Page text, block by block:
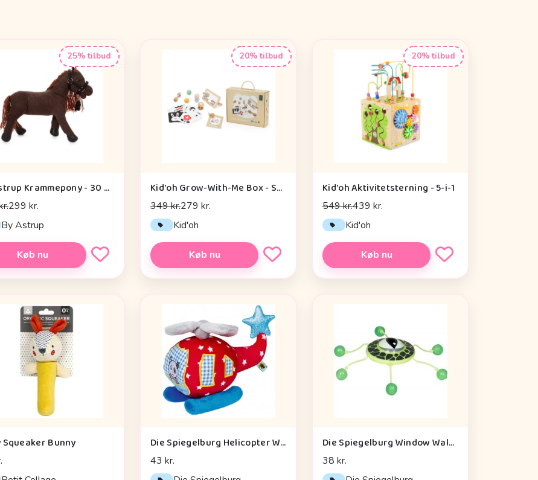
25% tilbud
By Astrup Krammepony - 30 cm. - Pixie - Brun
299 kr.
By Astrup
Køb nu
20% tilbud
Kid'oh Grow-With-Me Box - Sensory Seekers (0-6 mdr.)
349 kr.279 kr.
Kid'oh
Køb nu
20% tilbud
Kid'oh Aktivitetsterning - 5-i-1
549 kr.439 kr.
Kid'oh
Køb nu
Squeaker Bunny Die Spiegelburg Helicopter With Vibration Module Baby Charms - Legetøj
43 kr.
Die Spiegelburg Window Walker Wild+cool - Legetøj
38 kr.